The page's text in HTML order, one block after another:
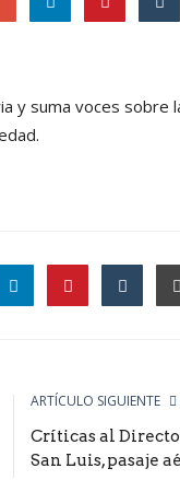
y suma voces sobre
ARTÍCULO SIGUIENTE
Críticas al
San Luis, pasaje